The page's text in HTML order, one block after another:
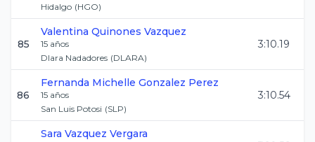
Hidalgo (HGO)
85
Valentina Quinones Vazquez
15 años
Dlara Nadadores (DLARA)
3:10.19
86
Fernanda Michelle Gonzalez Perez
15 años
San Luis Potosi (SLP)
3:10.54
Sara Vazquez Vergara